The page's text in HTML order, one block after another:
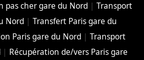
pas cher gare du Nord |Transport
Nord |Transfert Paris gare du
Paris gare du Nord |Transport
| Récupération de/vers Paris gare